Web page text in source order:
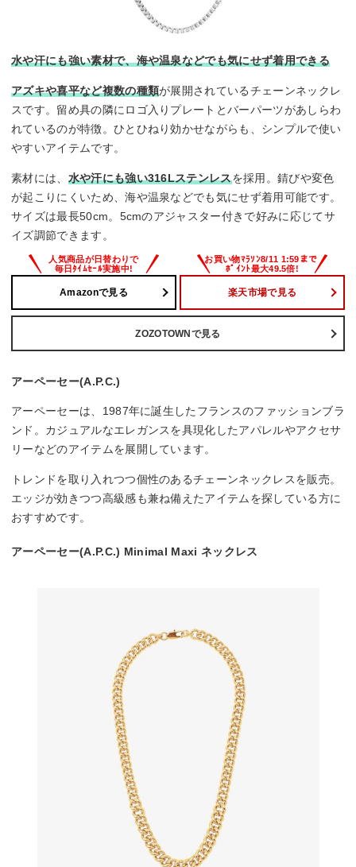
水や汗にも強い素材で、海や温泉などでも気にせず着用できる
アズキや喜平など複数の種類が展開されているチェーンネックレ
スです。留め具の隣にロゴ入りプレートとバーパーツがあしらわ
れているのが特徴。ひとひねり効かせながらも、シンプルで使い
やすいアイテムです。
素材には、 水や汗にも強い316Lステンレスを採用。錆びや変色
が起こりにくいため、海や温泉などでも気にせず着用可能です。
サイズは最長50cm。5cmのアジャスター付きで好みに応じてサ
イズ調節できます。
Amazonで見る 楽天市場で見る
ZOZOTOWNで見る
アーペーセー(A.P.C.)
アーペーセーは、1987年に誕生したフランスのファッションブラ
ンド。カジュアルなエレガンスを具現化したアパレルやアクセサ
リーなどのアイテムを展開しています。
トレンドを取り入れつつ個性のあるチェーンネックレスを販売。
エッジが効きつつ高級感も兼ね備えたアイテムを探している方に
おすすめです。
アーペーセー(A.P.C.) Minimal Maxi ネックレス